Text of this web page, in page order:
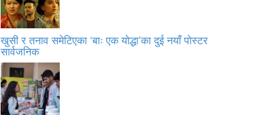
खुसी र तनाव समेटिएका ‘बाः एक योद्धा’का दुई नयाँ पोस्टर
सार्वजनिक